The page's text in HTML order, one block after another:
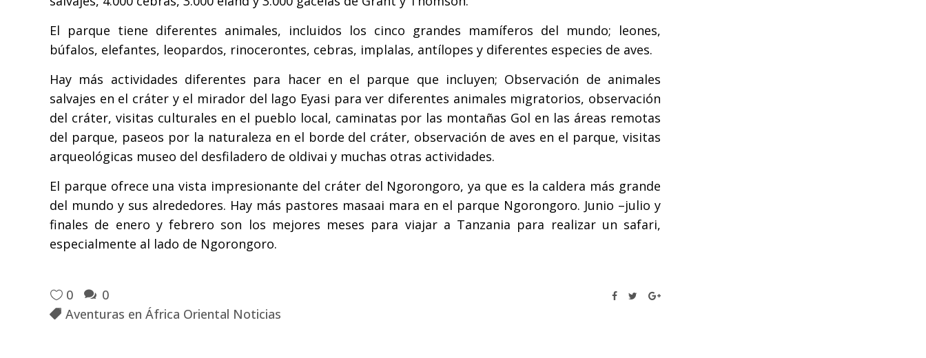
El parque tiene diferentes animales, incluidos los cinco grandes mamíferos del mundo; leones,
búfalos, elefantes, leopardos, rinocerontes, cebras, implalas, antílopes y diferentes especies de aves.
Hay más actividades diferentes para hacer en el parque que incluyen; Observación de animales
salvajes en el cráter y el mirador del lago Eyasi para ver diferentes animales migratorios, observación
del cráter, visitas culturales en el pueblo local, caminatas por las montañas Gol en las áreas remotas
del parque, paseos por la naturaleza en el borde del cráter, observación de aves en el parque, visitas
arqueológicas museo del desfiladero de oldivai y muchas otras actividades.
El parque ofrece una vista impresionante del cráter del Ngorongoro, ya que es la caldera más grande
del mundo y sus alrededores. Hay más pastores masaai mara en el parque Ngorongoro. Junio –julio y
finales de enero y febrero son los mejores meses para viajar a Tanzania para realizar un safari,
especialmente al lado de Ngorongoro.
0
0
Aventuras en África Oriental Noticias